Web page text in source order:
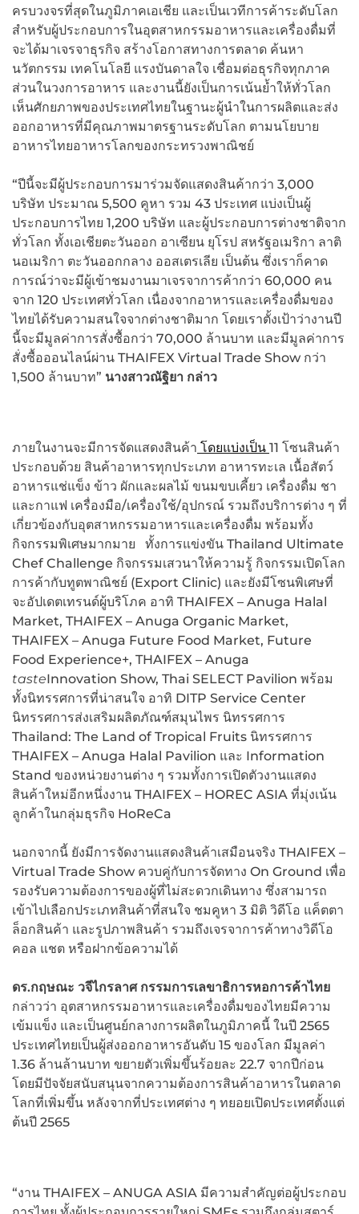
ครบวงจรที่สุดในภูมิภาคเอเชีย และเป็นเวทีการค้าระดับโลก
สำหรับผู้ประกอบการในอุตสาหกรรมอาหารและเครื่องดื่มที่
จะได้มาเจรจาธุรกิจ สร้างโอกาสทางการตลาด ค้นหา
นวัตกรรม เทคโนโลยี แรงบันดาลใจ เชื่อมต่อธุรกิจทุกภาค
ส่วนในวงการอาหาร และงานนี้ยังเป็นการเน้นย้ำให้ทั่วโลก
เห็นศักยภาพของประเทศไทยในฐานะผู้นำในการผลิตและส่ง
ออกอาหารที่มีคุณภาพมาตรฐานระดับโลก ตามนโยบาย
อาหารไทยอาหารโลกของกระทรวงพาณิชย์
“ปีนี้จะมีผู้ประกอบการมาร่วมจัดแสดงสินค้ากว่า 3,000
บริษัท ประมาณ 5,500 คูหา รวม 43 ประเทศ แบ่งเป็นผู้
ประกอบการไทย 1,200 บริษัท และผู้ประกอบการต่างชาติจาก
ทั่วโลก ทั้งเอเชียตะวันออก อาเซียน ยุโรป สหรัฐอเมริกา ลาติ
นอเมริกา ตะวันออกกลาง ออสเตรเลีย เป็นต้น ซึ่งเราก็คาด
การณ์ว่าจะมีผู้เข้าชมงานมาเจรจาการค้ากว่า 60,000 คน
จาก 120 ประเทศทั่วโลก เนื่องจากอาหารและเครื่องดื่มของ
ไทยได้รับความสนใจจากต่างชาติมาก โดยเราตั้งเป้าว่างานปี
นี้จะมีมูลค่าการสั่งซื้อกว่า 70,000 ล้านบาท และมีมูลค่าการ
สั่งซื้อออนไลน์ผ่าน THAIFEX Virtual Trade Show กว่า
1,500 ล้านบาท” นางสาวณัฐิยา กล่าว
ภายในงานจะมีการจัดแสดงสินค้า โดยแบ่งเป็น 11 โซนสินค้า
ประกอบด้วย สินค้าอาหารทุกประเภท อาหารทะเล เนื้อสัตว์
อาหารแช่แข็ง ข้าว ผักและผลไม้ ขนมขบเคี้ยว เครื่องดื่ม ชา
และกาแฟ เครื่องมือ/เครื่องใช้/อุปกรณ์ รวมถึงบริการต่าง ๆ ที่
เกี่ยวข้องกับอุตสาหกรรมอาหารและเครื่องดื่ม พร้อมทั้ง
กิจกรรมพิเศษมากมาย ทั้งการแข่งขัน Thailand Ultimate
Chef Challenge กิจกรรมเสวนาให้ความรู้ กิจกรรมเปิดโลก
การค้ากับทูตพาณิชย์ (Export Clinic) และยังมีโซนพิเศษที่
จะอัปเดตเทรนด์ผู้บริโภค อาทิ THAIFEX – Anuga Halal
Market, THAIFEX – Anuga Organic Market,
THAIFEX – Anuga Future Food Market, Future
Food Experience+, THAIFEX – Anuga
tasteInnovation Show, Thai SELECT Pavilion พร้อม
ทั้งนิทรรศการที่น่าสนใจ อาทิ DITP Service Center
นิทรรศการส่งเสริมผลิตภัณฑ์สมุนไพร นิทรรศการ
Thailand: The Land of Tropical Fruits นิทรรศการ
THAIFEX – Anuga Halal Pavilion และ Information
Stand ของหน่วยงานต่าง ๆ รวมทั้งการเปิดตัวงานแสดง
สินค้าใหม่อีกหนึ่งงาน THAIFEX – HOREC ASIA ที่มุ่งเน้น
ลูกค้าในกลุ่มธุรกิจ HoReCa
นอกจากนี้ ยังมีการจัดงานแสดงสินค้าเสมือนจริง THAIFEX –
Virtual Trade Show ควบคู่กับการจัดทาง On Ground เพื่อ
รองรับความต้องการของผู้ที่ไม่สะดวกเดินทาง ซึ่งสามารถ
เข้าไปเลือกประเภทสินค้าที่สนใจ ชมคูหา 3 มิติ วิดีโอ แค็ตตา
ล็อกสินค้า และรูปภาพสินค้า รวมถึงเจรจาการค้าทางวิดีโอ
คอล แชต หรือฝากข้อความได้
ดร.กฤษณะ วจีไกรลาศ กรรมการเลขาธิการหอการค้าไทย
กล่าวว่า อุตสาหกรรมอาหารและเครื่องดื่มของไทยมีความ
เข้มแข็ง และเป็นศูนย์กลางการผลิตในภูมิภาคนี้ ในปี 2565
ประเทศไทยเป็นผู้ส่งออกอาหารอันดับ 15 ของโลก มีมูลค่า
1.36 ล้านล้านบาท ขยายตัวเพิ่มขึ้นร้อยละ 22.7 จากปีก่อน
โดยมีปัจจัยสนับสนุนจากความต้องการสินค้าอาหารในตลาด
โลกที่เพิ่มขึ้น หลังจากที่ประเทศต่าง ๆ ทยอยเปิดประเทศตั้งแต่
ต้นปี 2565
“งาน THAIFEX – ANUGA ASIA มีความสำคัญต่อผู้ประกอบ